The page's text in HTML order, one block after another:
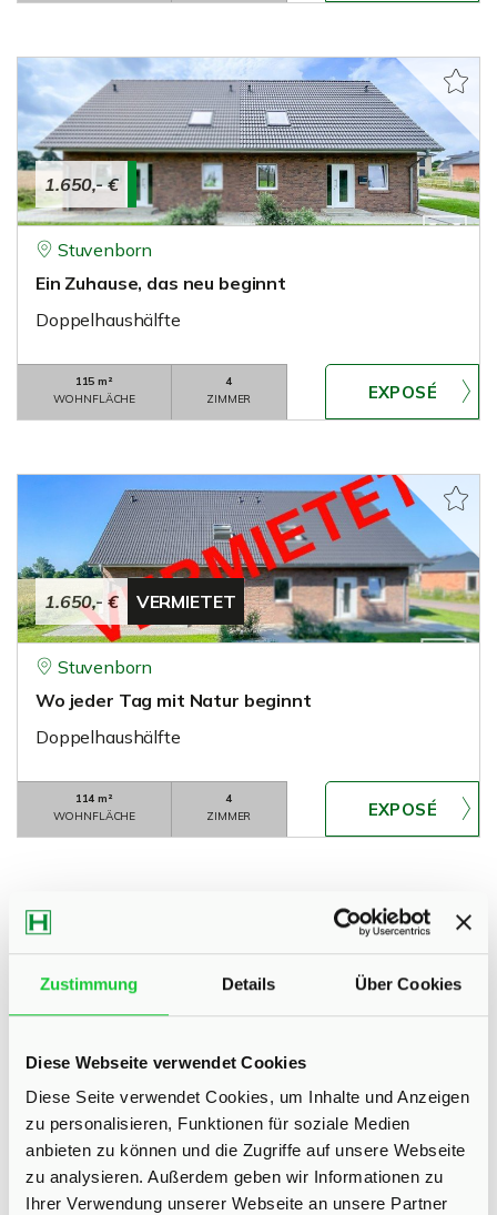
Zustimmung Details Über Cookies
Diese Webseite verwendet Cookies
Diese Seite verwendet Cookies, um Inhalte und Anzeigen
zu personalisieren, Funktionen für soziale Medien
anbieten zu können und die Zugriffe auf unsere Webseite
zu analysieren. Außerdem geben wir Informationen zu
Ihrer Verwendung unserer Webseite an unsere Partner
1.650,- €
Stuvenborn
Ein Zuhause, das neu beginnt
Doppelhaushälfte
115 m²
WOHNFLÄCHE
4
ZIMMER
1.650,- € VERMIETET
Stuvenborn
Wo jeder Tag mit Natur beginnt
Doppelhaushälfte
114 m²
WOHNFLÄCHE
4
ZIMMER
Bad Segeberg Fahrenkrug Glasau-Sarau
Heiderfeld
Henstedt-Ulzburg Itzstedt Kaltenkirchen Kisdorf
Quickborn Schackendorf Seth Sievershütten
Stuvenborn Todesfelde
Eigentumswohnungen Bad Segeberg
Eigentumswohnung Bad
Segeberg
Immo Bad Segeberg